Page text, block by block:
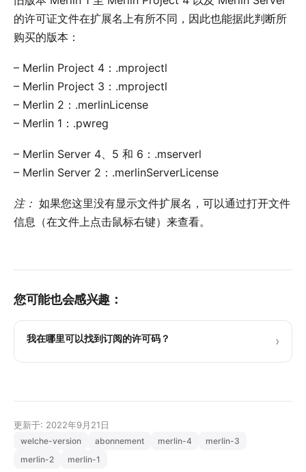
的许可证文件在扩展名上有所不同，因此也能据此判断所
购买的版本：
– Merlin Project 4 ：.mprojectl
– Merlin Project 3 ：.mprojectl
– Merlin 2 ：.merlinLicense
– Merlin 1：.pwreg
– Merlin Server 4、5 和 6 ：.mserverl
– Merlin Server 2 ：.merlinServerLicense
注： 如果您这里没有显示文件扩展名，可以通过打开文件
信息（在文件上点击鼠标右键）来查看。
您可能也会感兴趣：
我在哪里可以找到订阅的许可码？ ›
更新于: 2022年9月21日
welche-version abonnement merlin-4
merlin-3
merlin-2
merlin-1